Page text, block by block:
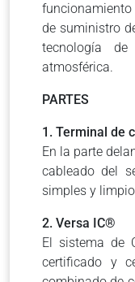
funcionamiento
de suministro
tecnología
atmosférica.
PARTES
1. Terminal de
En la parte
cableado del
simples y
2. Versa IC®
El sistema de
certificado y